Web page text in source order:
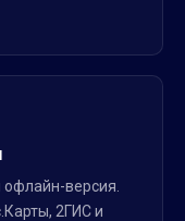
версия.
2ГИС и